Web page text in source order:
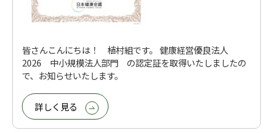
皆さんこんにちは！ 植村組です。 健康経営優良法人
2026 中小規模法人部門 の認定証を取得いたしましたの
で、お知らせいたします。
詳しく見る